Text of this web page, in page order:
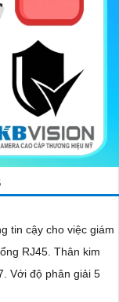
tin cậy cho việc giám
loại chắc chắn và khả năng chống nước IP 67. Với độ phân giải 5